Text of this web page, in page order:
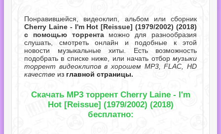
Понравившейся, видеоклип, альбом или сборник
Cherry Laine - I'm Hot [Reissue] (1979/2002) (2018)
с помощью торрентаможно для разнообразия
слушать, смотреть онлайн и подобные к этой
новости музыкальные хиты. Есть возможность
подобрать в списке ниже, или начать отбор музыки
торрент видеоклипов в хорошем MP3, FLAC, HD
качестве из главной страницы.
Скачать MP3 торрент Cherry Laine - I'm
Hot [Reissue] (1979/2002) (2018)
бесплатно: